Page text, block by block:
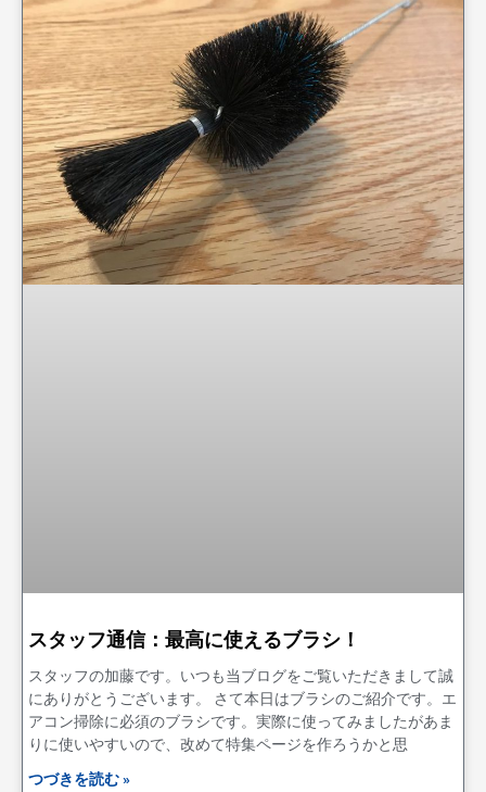
スタッフ通信：最高に使えるブラシ！
スタッフの加藤です。いつも当ブログをご覧いただきまして誠
にありがとうございます。 さて本日はブラシのご紹介です。エ
アコン掃除に必須のブラシです。実際に使ってみましたがあま
りに使いやすいので、改めて特集ページを作ろうかと思
つづきを読む »